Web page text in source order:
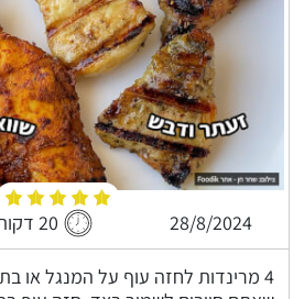
28/8/2024 20 דקות
4 מרינדות לחזה עוף על המנגל או